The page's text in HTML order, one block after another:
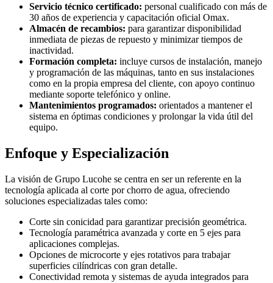
Servicio técnico certificado: personal cualificado con más de
30 años de experiencia y capacitación oficial Omax.
Almacén de recambios: para garantizar disponibilidad
inmediata de piezas de repuesto y minimizar tiempos de
inactividad.
Formación completa: incluye cursos de instalación, manejo
y programación de las máquinas, tanto en sus instalaciones
como en la propia empresa del cliente, con apoyo continuo
mediante soporte telefónico y online.
Mantenimientos programados: orientados a mantener el
sistema en óptimas condiciones y prolongar la vida útil del
equipo.
Enfoque y Especialización
La visión de Grupo Lucohe se centra en ser un referente en la
tecnología aplicada al corte por chorro de agua, ofreciendo
soluciones especializadas tales como:
Corte sin conicidad para garantizar precisión geométrica.
Tecnología paramétrica avanzada y corte en 5 ejes para
aplicaciones complejas.
Opciones de microcorte y ejes rotativos para trabajar
superficies cilíndricas con gran detalle.
Conectividad remota y sistemas de ayuda integrados para